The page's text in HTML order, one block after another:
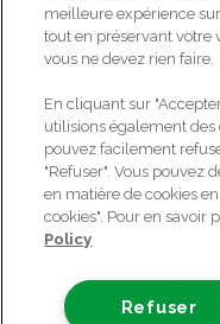
Votre action de levée de
personnes vulnérables.
meilleure expérience
tout en préservant votre
vous ne devez rien faire.
En cliquant sur
utilisions également des
pouvez facilement
"Refuser". Vous pouvez
en matière de cookies
cookies". Pour en savoir
Policy
Refuser